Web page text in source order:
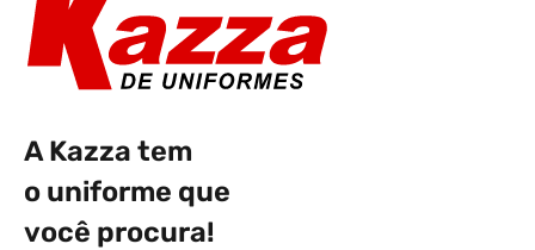
A Kazza tem
o uniforme que
você procura!